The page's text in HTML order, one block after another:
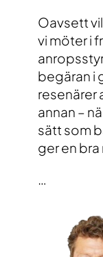
Oavsett
vi möter i
begäran i
resenärer
annan –
sätt som
ger en
…